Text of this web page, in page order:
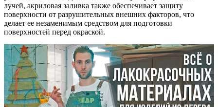
лучей, акриловая заливка также обеспечивает защиту
поверхности от разрушительных внешних факторов, что
делает ее незаменимым средством для подготовки
поверхностей перед окраской.